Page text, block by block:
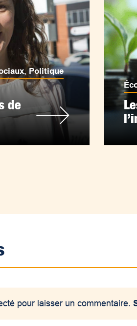
,Politique
de
pour laisser un commentaire.